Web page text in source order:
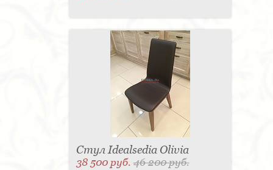
Стул Idealsedia Olivia
38 500 руб.46 200 руб.